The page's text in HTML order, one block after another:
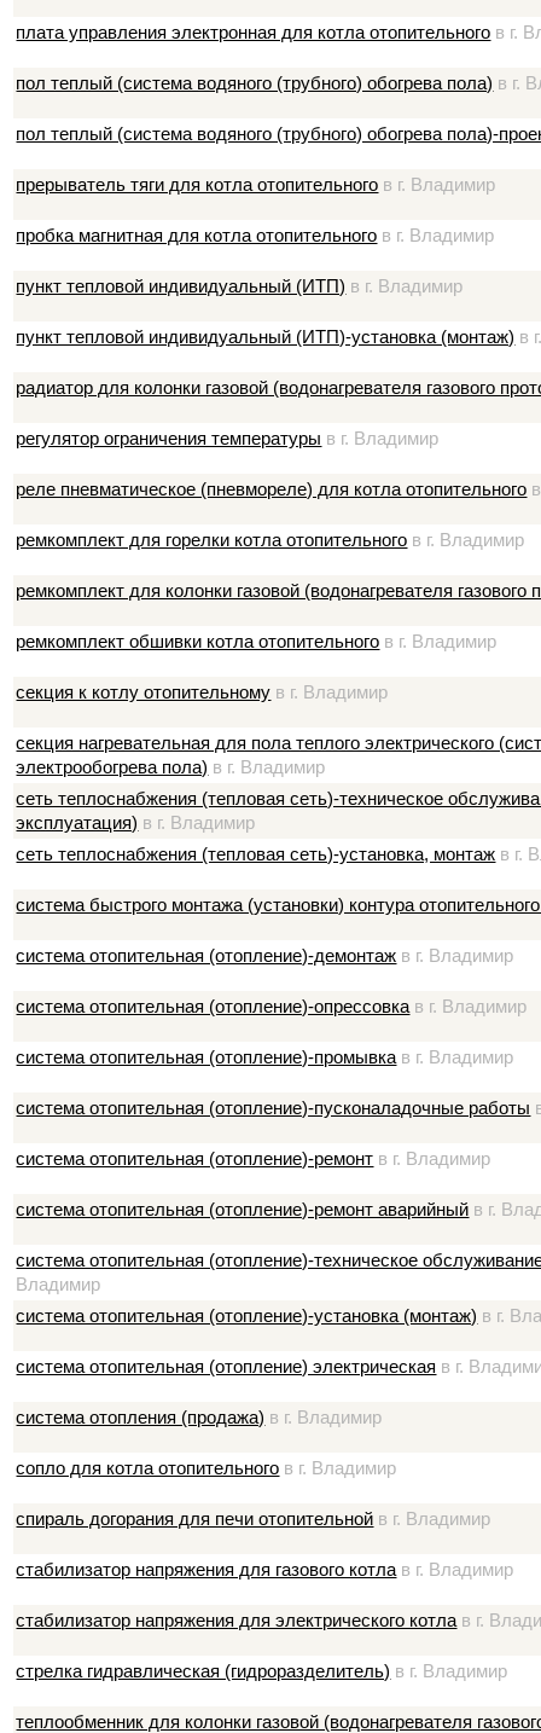
плата управления электронная для котла отопительного в г.
пол теплый (система водяного (трубного) обогрева пола) в г.
пол теплый (система водяного (трубного) обогрева пола)-
прерыватель тяги для котла отопительного в г. Владимир
пробка магнитная для котла отопительного в г. Владимир
пункт тепловой индивидуальный (ИТП) в г. Владимир
пункт тепловой индивидуальный (ИТП)-установка (монтаж) в
радиатор для колонки газовой (водонагревателя газового
регулятор ограничения температуры в г. Владимир
реле пневматическое (пневмореле) для котла отопительного
ремкомплект для горелки котла отопительного в г. Владимир
ремкомплект для колонки газовой (водонагревателя газового
ремкомплект обшивки котла отопительного в г. Владимир
секция к котлу отопительному в г. Владимир
секция нагревательная для пола теплого электрического
электрообогрева пола) в г. Владимир
сеть теплоснабжения (тепловая сеть)-техническое
эксплуатация) в г. Владимир
сеть теплоснабжения (тепловая сеть)-установка, монтаж в г.
система быстрого монтажа (установки) контура
система отопительная (отопление)-демонтаж в г. Владимир
система отопительная (отопление)-опрессовка в г. Владимир
система отопительная (отопление)-промывка в г. Владимир
система отопительная (отопление)-пусконаладочные работы
система отопительная (отопление)-ремонт в г. Владимир
система отопительная (отопление)-ремонт аварийный в г.
система отопительная (отопление)-техническое
Владимир
система отопительная (отопление)-установка (монтаж) в г.
система отопительная (отопление) электрическая в г.
система отопления (продажа) в г. Владимир
сопло для котла отопительного в г. Владимир
спираль догорания для печи отопительной в г. Владимир
стабилизатор напряжения для газового котла в г. Владимир
стабилизатор напряжения для электрического котла в г.
стрелка гидравлическая (гидроразделитель) в г. Владимир
теплообменник для колонки газовой (водонагревателя